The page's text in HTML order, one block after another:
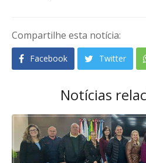
Compartilhe esta notícia:
Facebook Twitter
Notícias